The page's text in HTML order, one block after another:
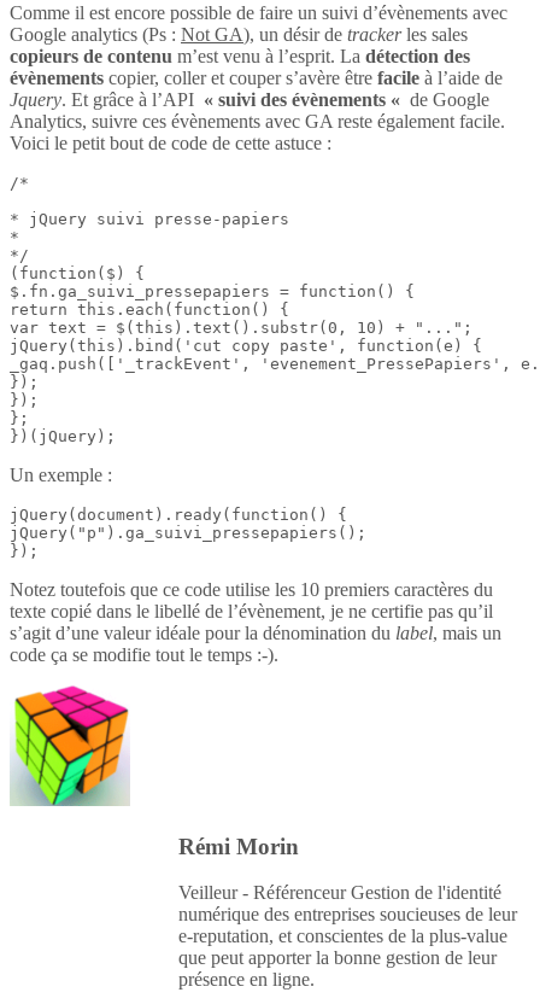
Comme il est encore possible de faire un suivi d’évènements avec
Google analytics (Ps : Not GA), un désir de trackerles sales
copieurs de contenu m’est venu à l’esprit. La détection des
évènements copier, coller et couper s’avère être facile à l’aide de
Jquery. Et grâce à l’API « suivi des évènements « de Google
Analytics, suivre ces évènements avec GA reste également facile.
Voici le petit bout de code de cette astuce :
/*
* jQuery suivi presse-papiers
*
*/
(function($) {
$.fn.ga_suivi_pressepapiers = function() {
return this.each(function() {
var text = $(this).text().substr(0, 10) + "...";
jQuery(this).bind('cut copy paste', function(e) {
_gaq.push(['_trackEvent', 'evenement_PressePapiers',
});
});
};
})(jQuery);
Un exemple :
jQuery(document).ready(function() {
jQuery("p").ga_suivi_pressepapiers();
});
Notez toutefois que ce code utilise les 10 premiers caractères du
texte copié dans le libellé de l’évènement, je ne certifie pas qu’il
s’agit d’une valeur idéale pour la dénomination du label, mais un
code ça se modifie tout le temps :-).
Rémi Morin
Veilleur - Référenceur Gestion de l'identité
numérique des entreprises soucieuses de leur
e-reputation, et conscientes de la plus-value
que peut apporter la bonne gestion de leur
présence en ligne.